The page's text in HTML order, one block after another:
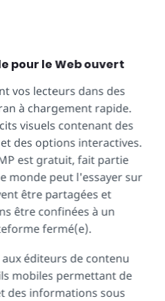
pour le Web ouvert
vos lecteurs dans des
à chargement rapide.
visuels contenant des
des options interactives.
est gratuit, fait partie
monde peut l'essayer sur
être partagées et
être confinées à un
fermé(e).
éditeurs de contenu
mobiles permettant de
des informations sous